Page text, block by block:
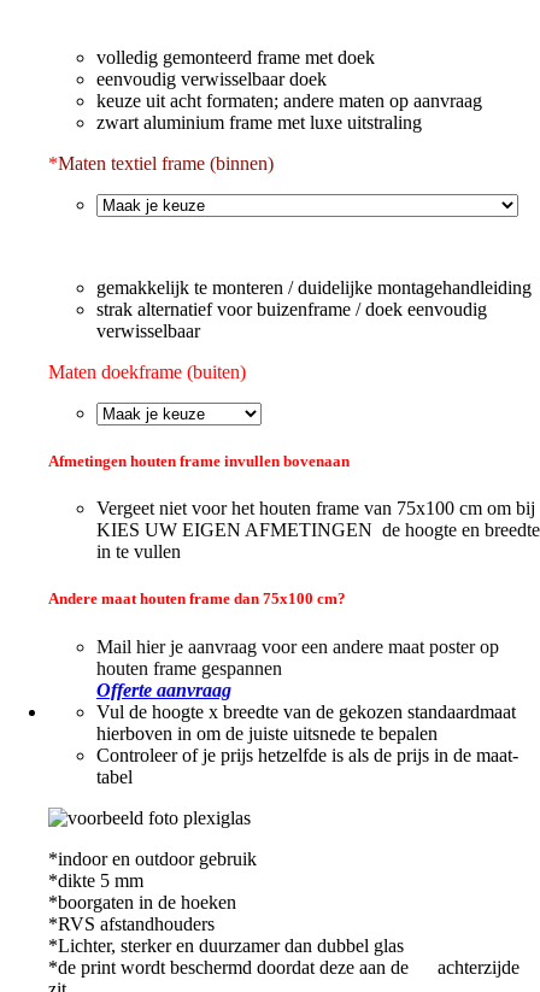
volledig gemonteerd frame met doek
eenvoudig verwisselbaar doek
keuze uit acht formaten; andere maten op aanvraag
zwart aluminium frame met luxe uitstraling
*Maten textiel frame (binnen)
gemakkelijk te monteren / duidelijke montagehandleiding
strak alternatief voor buizenframe / doek eenvoudig
verwisselbaar
Maten doekframe (buiten)
Afmetingen houten frame invullen bovenaan
Vergeet niet voor het houten frame van 75x100 cm om bij
KIES UW EIGEN AFMETINGEN de hoogte en breedte
in te vullen
Andere maat houten frame dan 75x100 cm?
Mail hier je aanvraag voor een andere maat poster op
houten frame gespannen
Offerte aanvraag
Vul de hoogte x breedte van de gekozen standaardmaat
hierboven in om de juiste uitsnede te bepalen
Controleer of je prijs hetzelfde is als de prijs in de maat-
tabel
*indoor en outdoor gebruik
*dikte 5 mm
*boorgaten in de hoeken
*RVS afstandhouders
*Lichter, sterker en duurzamer dan dubbel glas
*de print wordt beschermd doordat deze aan de achterzijde